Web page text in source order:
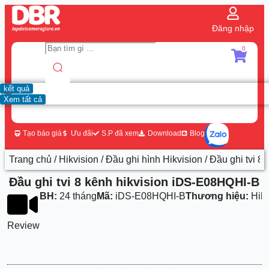
Đăng nhập
kết quả
Xem tất cả
0
Tạo báo giá Ưu đãi S.P đã xem Download Blog
Trang chủ / Hikvision /Đầu ghi hình Hikvision / Đầu ghi tvi 8
Đầu ghi tvi 8 kênh hikvision iDS-E08HQHI-B
Review
BH: 24 tháng Mã: iDS-E08HQHI-BThương hiệu: